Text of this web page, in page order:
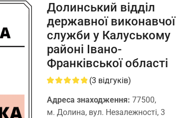
Долинський відділ
державної виконавчої
служби у Калуському
районі Івано-
Франківської області
(3 відгуків)
Адреса знаходження: 77500,
м. Долина, вул. Незалежності, 3